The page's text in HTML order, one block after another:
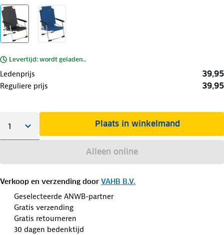
Levertijd: wordt geladen..
Ledenprijs 39,95
Reguliere prijs 39,95
Plaats in winkelmand
Alleen online
Verkoop en verzending door VAHB B.V.
Geselecteerde ANWB-partner
Gratis verzending
Gratis retourneren
30 dagen bedenktijd